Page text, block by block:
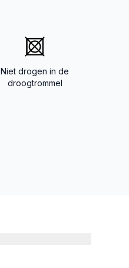
Niet drogen in de
droogtrommel